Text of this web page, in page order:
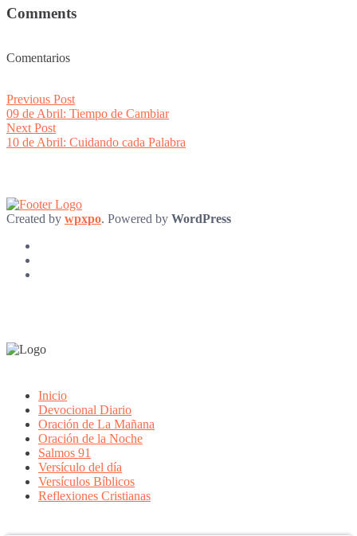
Comments
Comentarios
Post
navigation
Previous PostPrevious
post:
09 de Abril: Tiempo de Cambiar
Next PostNext
post:
10 de Abril: Cuidando cada Palabra
Created by wpxpo. Powered by WordPress
Inicio
Devocional Diario
Oración de La Mañana
Oración de la Noche
Salmos 91
Versículo del día
Versículos Bíblicos
Reflexiones Cristianas